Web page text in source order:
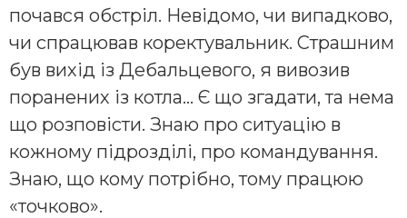
почався обстріл. Невідомо, чи випадково,
чи спрацював коректувальник. Страшним
був вихід із Дебальцевого, я вивозив
поранених із котла… Є що згадати, та нема
що розповісти. Знаю про ситуацію в
кожному підрозділі, про командування.
Знаю, що кому потрібно, тому працюю
«точково».